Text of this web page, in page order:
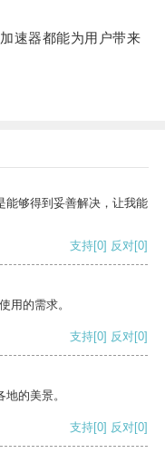
速器都能为用户带来
能够得到妥善解决，让我能
支持[0] 反对[0]
用的需求。
支持[0] 反对[0]
的美景。
支持[0] 反对[0]